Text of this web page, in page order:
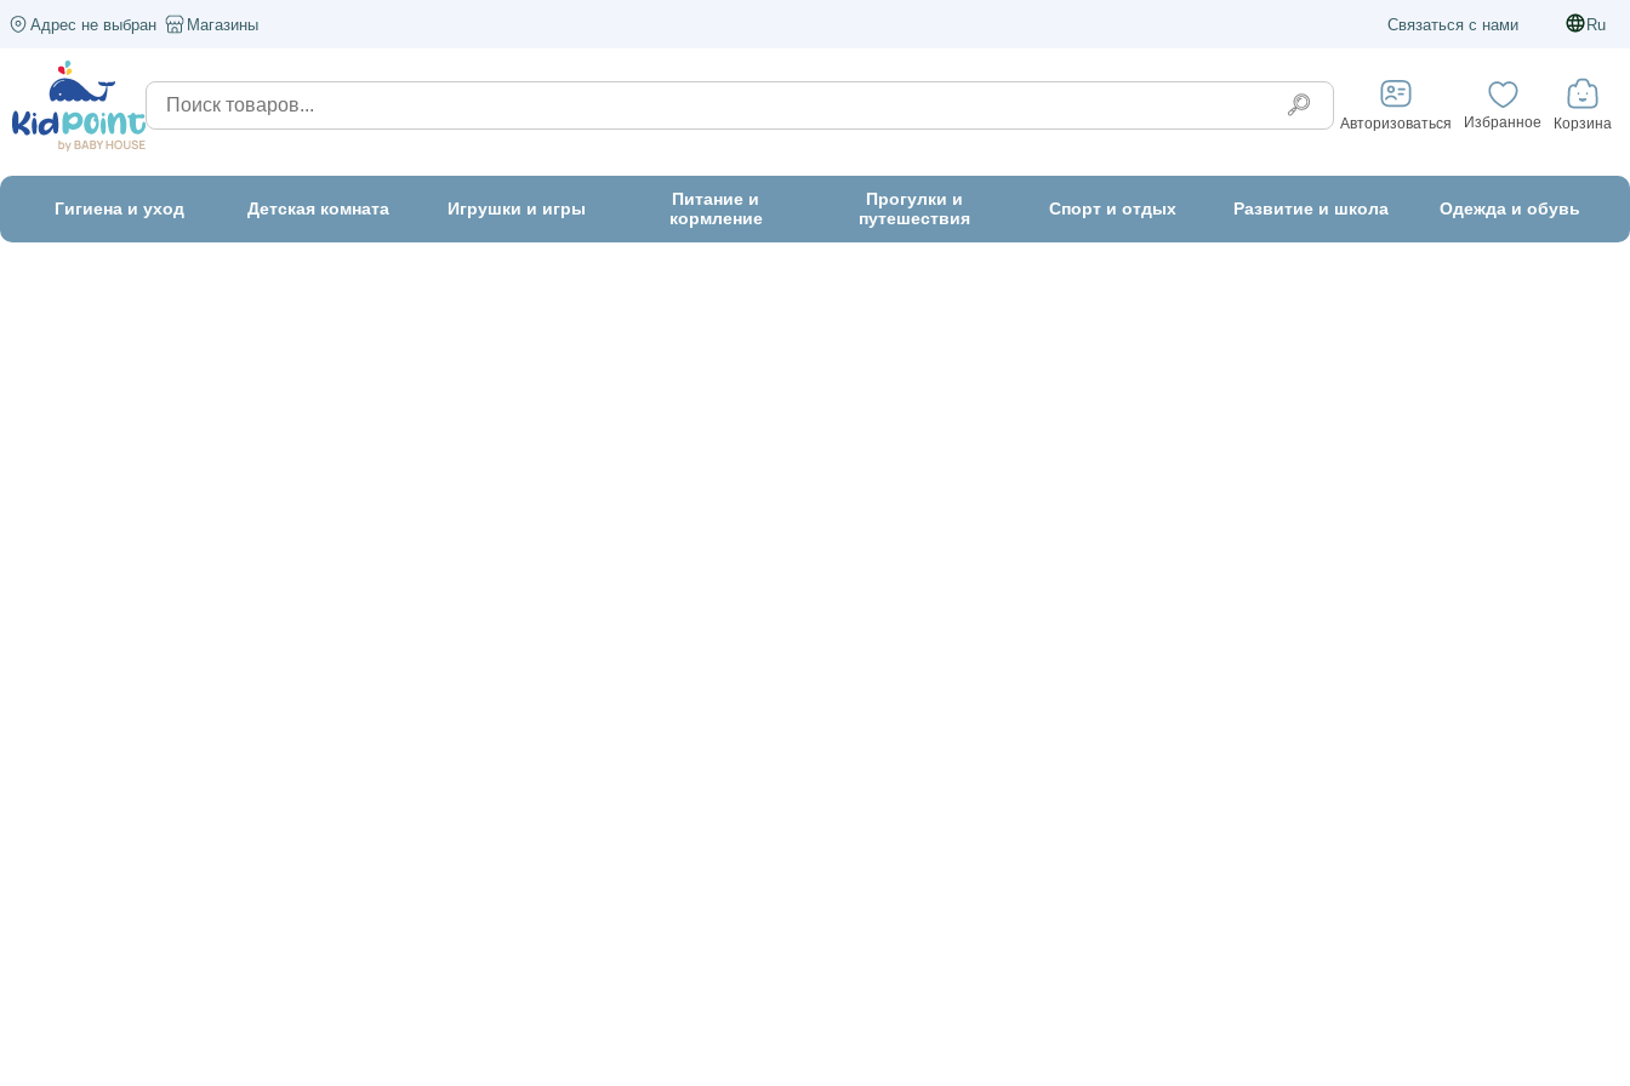
Адрес не выбран Магазины Связаться с нами Ru
Авторизоваться Избранное Корзина
Гигиена и уход Детская комната Игрушки и игры
Питание и
кормление
Прогулки и
путешествия
Спорт и отдых Развитие и школа Одежда и обувь